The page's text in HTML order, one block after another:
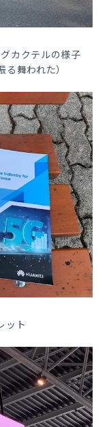
カクテルの様子
舞われた）
ット